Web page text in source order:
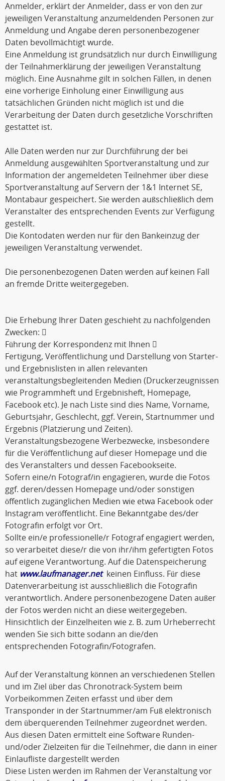
Anmelder, erklärt der Anmelder, dass er von den zur
jeweiligen Veranstaltung anzumeldenden Personen zur
Anmeldung und Angabe deren personenbezogener
Daten bevollmächtigt wurde.
Eine Anmeldung ist grundsätzlich nur durch Einwilligung
der Teilnahmerklärung der jeweiligen Veranstaltung
möglich. Eine Ausnahme gilt in solchen Fällen, in denen
eine vorherige Einholung einer Einwilligung aus
tatsächlichen Gründen nicht möglich ist und die
Verarbeitung der Daten durch gesetzliche Vorschriften
gestattet ist.
Alle Daten werden nur zur Durchführung der bei
Anmeldung ausgewählten Sportveranstaltung und zur
Information der angemeldeten Teilnehmer über diese
Sportveranstaltung auf Servern der 1&1 Internet SE,
Montabaur gespeichert. Sie werden außschließlich dem
Veranstalter des entsprechenden Events zur Verfügung
gestellt.
Die Kontodaten werden nur für den Bankeinzug der
jeweiligen Veranstaltung verwendet.
Die personenbezogenen Daten werden auf keinen Fall
an fremde Dritte weitergegeben.
Die Erhebung Ihrer Daten geschieht zu nachfolgenden
Zwecken: 
Führung der Korrespondenz mit Ihnen 
Fertigung, Veröffentlichung und Darstellung von Starter-
und Ergebnislisten in allen relevanten
veranstaltungsbegleitenden Medien (Druckerzeugnissen
wie Programmheft und Ergebnisheft, Homepage,
Facebook etc). Je nach Liste sind dies Name, Vorname,
Geburtsjahr, Geschlecht, ggf. Verein, Startnummer und
Ergebnis (Platzierung und Zeiten).
Veranstaltungsbezogene Werbezwecke, insbesondere
für die Veröffentlichung auf dieser Homepage und die
des Veranstalters und dessen Facebookseite.
Sofern eine/n Fotograf/in engagieren, wurde die Fotos
ggf. deren/dessen Homepage und/oder sonstigen
öffentlich zugänglichen Medien wie etwa Facebook oder
Instagram veröffentlicht. Eine Bekanntgabe des/der
Fotografin erfolgt vor Ort.
Sollte ein/e professionelle/r Fotograf engagiert werden,
so verarbeitet diese/r die von ihr/ihm gefertigten Fotos
auf eigene Verantwortung. Auf die Datenspeicherung
hat www.laufmanager.netkeinen Einfluss. Für diese
Datenverarbeitung ist ausschließlich die Fotografin
verantwortlich. Andere personenbezogene Daten außer
der Fotos werden nicht an diese weitergegeben.
Hinsichtlich der Einzelheiten wie z. B. zum Urheberrecht
wenden Sie sich bitte sodann an die/den
entsprechenden Fotografin/Fotografen.
Auf der Veranstaltung können an verschiedenen Stellen
und im Ziel über das Chronotrack-System beim
Vorbeikommen Zeiten erfasst und über dem
Transponder in der Startnummer/am Fuß elektronisch
dem überquerenden Teilnehmer zugeordnet werden.
Aus diesen Daten ermittelt eine Software Runden-
und/oder Zielzeiten für die Teilnehmer, die dann in einer
Einlaufliste dargestellt werden
Diese Listen werden im Rahmen der Veranstaltung vor